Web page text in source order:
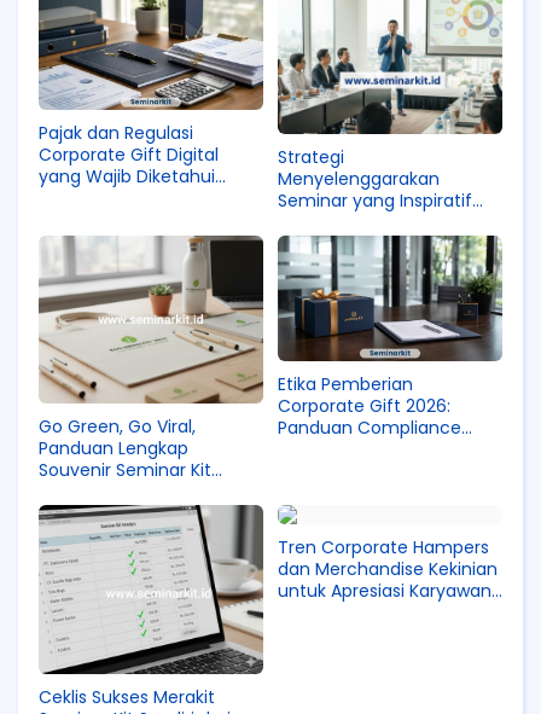
Pajak dan Regulasi
Corporate Gift Digital
yang Wajib Diketahui
Strategi
Menyelenggarakan
Seminar yang Inspiratif
Go Green, Go Viral,
Panduan Lengkap
Souvenir Seminar Kit
Disukai Peserta
Etika Pemberian
Corporate Gift 2026:
Panduan Compliance
Ceklis Sukses Merakit
Tren Corporate Hampers
dan Merchandise Kekinian
untuk Apresiasi Karyawan